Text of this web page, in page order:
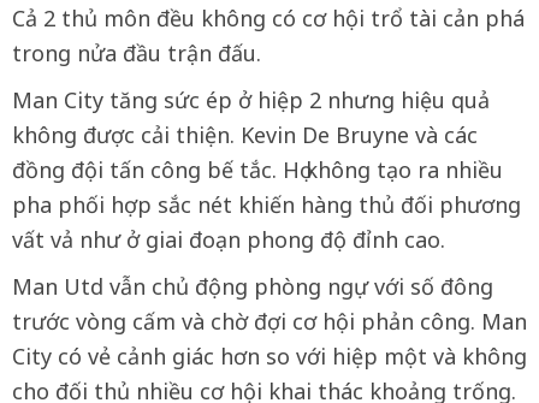
Cả 2 thủ môn đều không có cơ hội trổ tài cản phá
trong nửa đầu trận đấu.
Man City tăng sức ép ở hiệp 2 nhưng hiệu quả
không được cải thiện. Kevin De Bruyne và các
đồng đội tấn công bế tắc. Họ không tạo ra nhiều
pha phối hợp sắc nét khiến hàng thủ đối phương
vất vả như ở giai đoạn phong độ đỉnh cao.
Man Utd vẫn chủ động phòng ngự với số đông
trước vòng cấm và chờ đợi cơ hội phản công. Man
City có vẻ cảnh giác hơn so với hiệp một và không
cho đối thủ nhiều cơ hội khai thác khoảng trống.